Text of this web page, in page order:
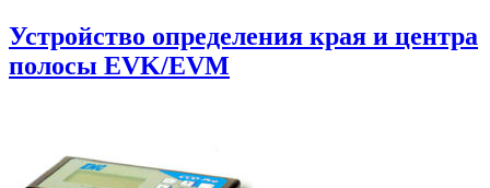
Устройство определения края и центра
полосы EVK/EVM